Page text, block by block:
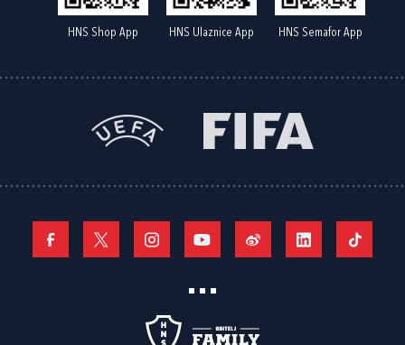
HNS Shop App HNS Ulaznice App HNS Semafor App